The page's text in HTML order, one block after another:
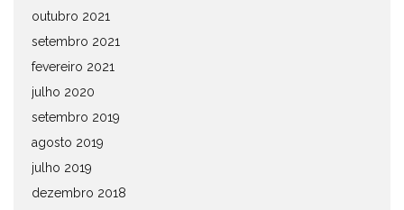
outubro 2021
setembro 2021
fevereiro 2021
julho 2020
setembro 2019
agosto 2019
julho 2019
dezembro 2018